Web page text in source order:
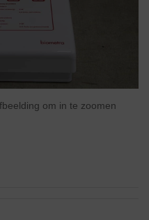
om in te zoomen